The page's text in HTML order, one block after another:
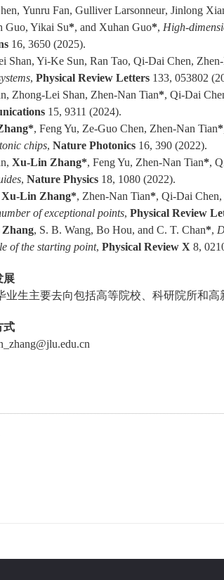
, Yunru Fan, Gulliver Larsonneur, Jinlong
Guo, Yikai Su*, and Xuhan Guo*, High-
16, 3650 (2025).
Shan, Yi-Ke Sun, Ran Tao, Qi-Dai Chen,
ystems, Physical Review Letters 133, 053802
Zhong-Lei Shan, Zhen-Nan Tian*, Qi-Dai
1 5, 9311 (2024).
, Feng Yu, Ze-Guo Chen, Zhen-Nan Tian*
chips, Nature Photonics 16, 390 (2022).
Xu-Lin Zhang*, Feng Yu, Zhen-Nan Tian*,
, Nature Physics 18, 1080 (2022).
Xu-Lin Zhang*, Zhen-Nan Tian*, Qi-Dai
of exceptional points, Physical Review
, S. B. Wang, Bo Hou, and C. T. Chan*,
of the starting point, Physical Review X 8,
展
业生主要去向包括高等院校、科研院所和高
式